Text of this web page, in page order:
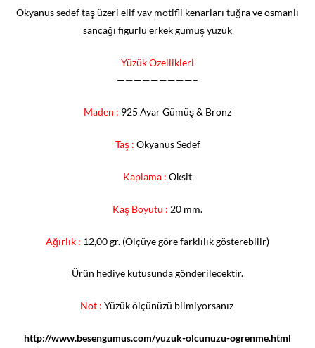
Okyanus sedef taş üzeri elif vav motifli kenarları tuğra ve osmanlı
sancağı figürlü erkek gümüş yüzük
Yüzük Özellikleri
—————————–
Maden : 925 Ayar Gümüş & Bronz
Taş : Okyanus Sedef
Kaplama : Oksit
Kaş Boyutu : 20 mm.
Ağırlık : 12,00 gr. (Ölçüye göre farklılık gösterebilir)
Ürün hediye kutusunda gönderilecektir.
Not : Yüzük ölçünüzü bilmiyorsanız
http://www.besengumus.com/yuzuk-olcunuzu-ogrenme.html